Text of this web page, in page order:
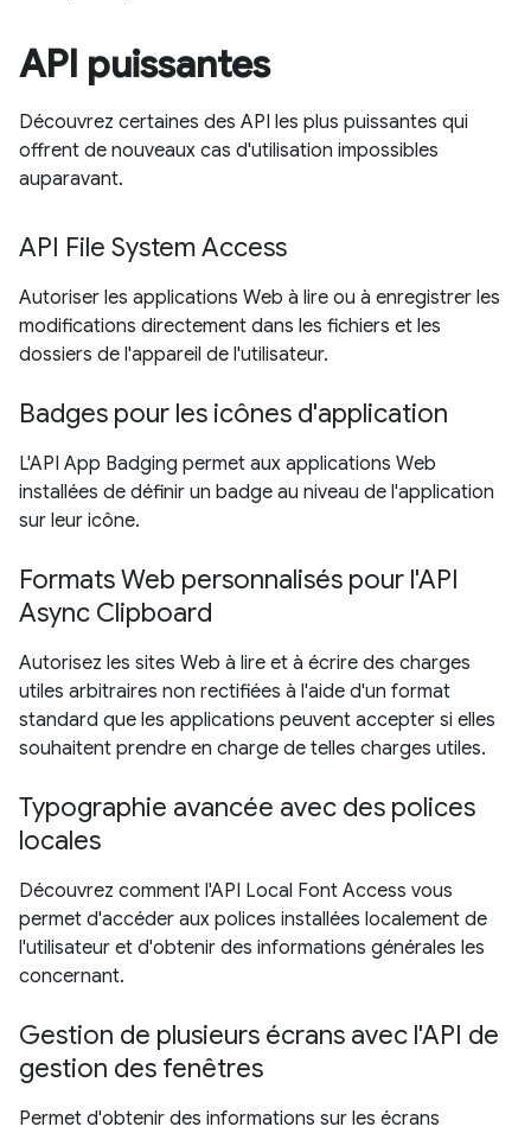
API puissantes
Découvrez certaines des API les plus puissantes qui
offrent de nouveaux cas d'utilisation impossibles
auparavant.
API File System Access
Autoriser les applications Web à lire ou à enregistrer les
modifications directement dans les fichiers et les
dossiers de l'appareil de l'utilisateur.
Badges pour les icônes d'application
L'API App Badging permet aux applications Web
installées de définir un badge au niveau de l'application
sur leur icône.
Formats Web personnalisés pour l'API
Async Clipboard
Autorisez les sites Web à lire et à écrire des charges
utiles arbitraires non rectifiées à l'aide d'un format
standard que les applications peuvent accepter si elles
souhaitent prendre en charge de telles charges utiles.
Typographie avancée avec des polices
locales
Découvrez comment l'API Local Font Access vous
permet d'accéder aux polices installées localement de
l'utilisateur et d'obtenir des informations générales les
concernant.
Gestion de plusieurs écrans avec l'API de
gestion des fenêtres
Permet d'obtenir des informations sur les écrans